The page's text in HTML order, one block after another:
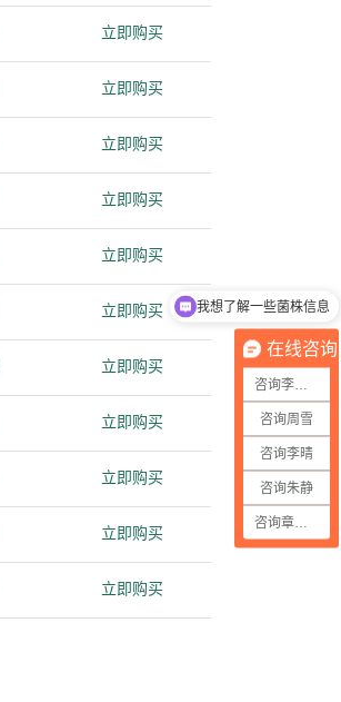
立即购买
立即购买
立即购买
立即购买
立即购买
立即购买
立即购买
立即购买
立即购买
立即购买
立即购买
在线咨询
咨询周雪
咨询李晴
咨询朱静
我想了解一些菌株信息